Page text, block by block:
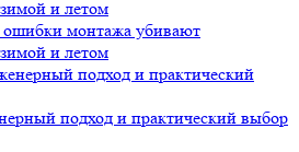
ошибки монтажа убивают
и летом
подход и практический выбор